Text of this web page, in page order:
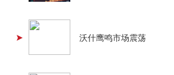
沃什鹰鸣市场震荡